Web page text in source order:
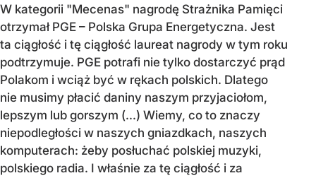
W kategorii "Mecenas" nagrodę Strażnika Pamięci
otrzymał PGE – Polska Grupa Energetyczna. Jest
ta ciągłość i tę ciągłość laureat nagrody w tym roku
podtrzymuje. PGE potrafi nie tylko dostarczyć prąd
Polakom i wciąż być w rękach polskich. Dlatego
nie musimy płacić daniny naszym przyjaciołom,
lepszym lub gorszym (...) Wiemy, co to znaczy
niepodległości w naszych gniazdkach, naszych
komputerach: żeby posłuchać polskiej muzyki,
polskiego radia. I właśnie za tę ciągłość i za